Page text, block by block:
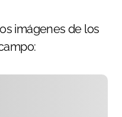
imágenes de los